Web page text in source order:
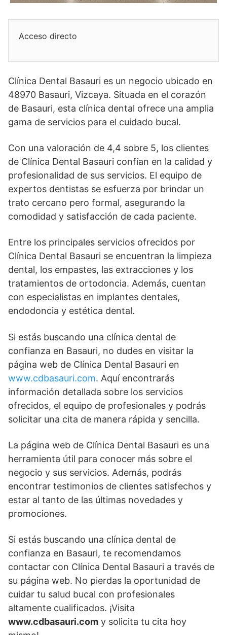
Acceso directo
Clínica Dental Basauri es un negocio ubicado en
48970 Basauri, Vizcaya. Situada en el corazón
de Basauri, esta clínica dental ofrece una amplia
gama de servicios para el cuidado bucal.
Con una valoración de 4,4 sobre 5, los clientes
de Clínica Dental Basauri confían en la calidad y
profesionalidad de sus servicios. El equipo de
expertos dentistas se esfuerza por brindar un
trato cercano pero formal, asegurando la
comodidad y satisfacción de cada paciente.
Entre los principales servicios ofrecidos por
Clínica Dental Basauri se encuentran la limpieza
dental, los empastes, las extracciones y los
tratamientos de ortodoncia. Además, cuentan
con especialistas en implantes dentales,
endodoncia y estética dental.
Si estás buscando una clínica dental de
confianza en Basauri, no dudes en visitar la
página web de Clínica Dental Basauri en
www.cdbasauri.com. Aquí encontrarás
información detallada sobre los servicios
ofrecidos, el equipo de profesionales y podrás
solicitar una cita de manera rápida y sencilla.
La página web de Clínica Dental Basauri es una
herramienta útil para conocer más sobre el
negocio y sus servicios. Además, podrás
encontrar testimonios de clientes satisfechos y
estar al tanto de las últimas novedades y
promociones.
Si estás buscando una clínica dental de
confianza en Basauri, te recomendamos
contactar con Clínica Dental Basauri a través de
su página web. No pierdas la oportunidad de
cuidar tu salud bucal con profesionales
altamente cualificados. ¡Visita
www.cdbasauri.com y solicita tu cita hoy